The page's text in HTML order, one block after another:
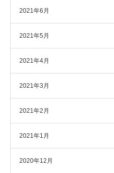
2021年6月
2021年5月
2021年4月
2021年3月
2021年2月
2021年1月
2020年12月